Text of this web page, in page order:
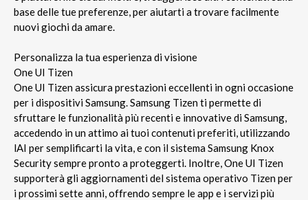
base delle tue preferenze, per aiutarti a trovare facilmente
nuovi giochi da amare.
Personalizza la tua esperienza di visione
One UI Tizen
One UI Tizen assicura prestazioni eccellenti in ogni occasione
per i dispositivi Samsung. Samsung Tizen ti permette di
sfruttare le funzionalità più recenti e innovative di Samsung,
accedendo in un attimo ai tuoi contenuti preferiti, utilizzando
lAI per semplificarti la vita, e con il sistema Samsung Knox
Security sempre pronto a proteggerti. Inoltre, One UI Tizen
supporterà gli aggiornamenti del sistema operativo Tizen per
i prossimi sette anni, offrendo sempre le app e i servizi più